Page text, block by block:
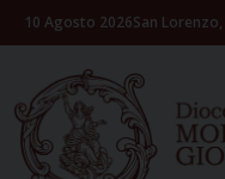
Skip10 Agosto 2026San